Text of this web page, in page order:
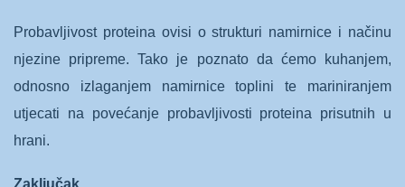
Probavljivost proteina ovisi o strukturi namirnice i načinu
njezine pripreme. Tako je poznato da ćemo kuhanjem,
odnosno izlaganjem namirnice toplini te mariniranjem
utjecati na povećanje probavljivosti proteina prisutnih u
hrani.
Zaključak